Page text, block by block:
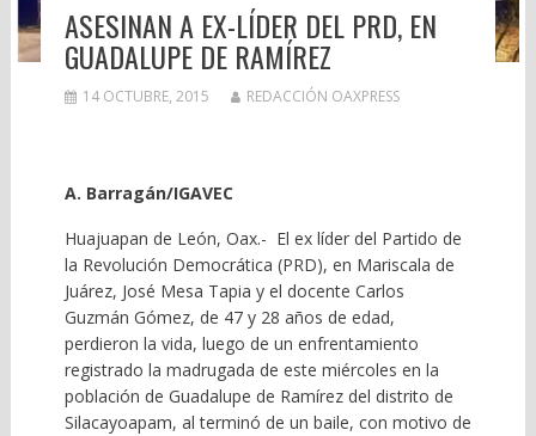
ASESINAN A EX-LÍDER DEL PRD, EN
GUADALUPE DE RAMÍREZ
14 OCTUBRE, 2015 REDACCIÓN OAXPRESS
A. Barragán/IGAVEC
Huajuapan de León, Oax.- El ex líder del Partido de
la Revolución Democrática (PRD), en Mariscala de
Juárez, José Mesa Tapia y el docente Carlos
Guzmán Gómez, de 47 y 28 años de edad,
perdieron la vida, luego de un enfrentamiento
registrado la madrugada de este miércoles en la
población de Guadalupe de Ramírez del distrito de
Silacayoapam, al terminó de un baile, con motivo de